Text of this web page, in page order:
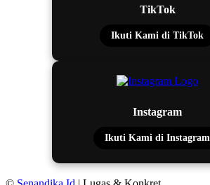
TikTok
Ikuti Kami di TikTok
Instagram
Ikuti Kami di Instagram